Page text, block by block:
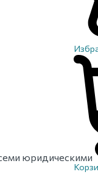
юридическими